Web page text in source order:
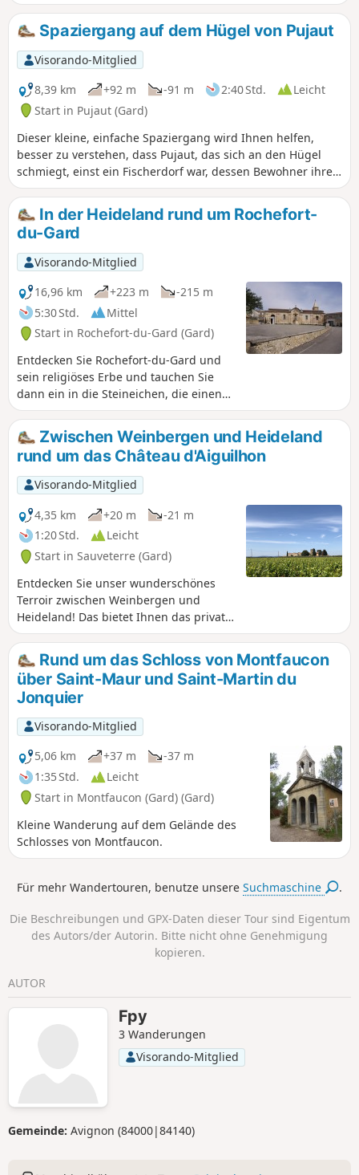
Spaziergang auf dem Hügel von Pujaut
Visorando-Mitglied
8,39 km
+92 m -91 m 2:40 Std.
Leicht
Start in Pujaut (Gard)
Dieser kleine, einfache Spaziergang wird Ihnen helfen,
besser zu verstehen, dass Pujaut, das sich an den Hügel
schmiegt, einst ein Fischerdorf war, dessen Bewohner ihre
Nahrung aus dem Teich südlich des Dorfes bezogen, wo
sich heute der Flugplatz befindet.
In der Heideland rund um Rochefort-
du-Gard
Visorando-Mitglied
16,96 km
+223 m
-215 m
5:30 Std.
Mittel
Start in Rochefort-du-Gard (Gard)
Entdecken Sie Rochefort-du-Gard und
sein religiöses Erbe und tauchen Sie
dann ein in die Steineichen, die einen
großen Teil der umgebenden
Vegetation ausmachen, um einen
einsamen Abschnitt zu erleben.
Zwischen Weinbergen und Heideland
rund um das Château d'Aiguilhon
Visorando-Mitglied
4,35 km
+20 m
-21 m
1:20 Std.
Leicht
Start in Sauveterre (Gard)
Entdecken Sie unser wunderschönes
Terroir zwischen Weinbergen und
Heideland! Das bietet Ihnen das private
Weingut Aiguilhon dank der
Wanderwege, die es umgeben.
Spazieren Sie zwischen den
Weinbergen des Weinguts, entdecken
Sie die Artenvielfalt und die Natur, die
Sie umgibt, aber auch eine
unglaubliche Aussicht. Der Weg ist für
die meisten Menschen zugänglich und
weist nur sehr geringe
Höhenunterschiede auf. Sie sollten
jedoch gutes Schuhwerk tragen, um
den zahlreichen Kieselsteinen und
Steinen auf Ihrem Weg gerecht zu
Rund um das Schloss von Montfaucon
über Saint-Maur und Saint-Martin du
Jonquier
Visorando-Mitglied
5,06 km
+37 m
-37 m
1:35 Std.
Leicht
Start in Montfaucon (Gard) (Gard)
Kleine Wanderung auf dem Gelände des
Schlosses von Montfaucon.
Für mehr Wandertouren, benutze unsereSuchmaschine .
Die Beschreibungen und GPX-Daten dieser Tour sind Eigentum
des Autors/der Autorin. Bitte nicht ohne Genehmigung
kopieren.
AUTOR
Fpy
3 Wanderungen
Visorando-Mitglied
Gemeinde: Avignon (84000|84140)